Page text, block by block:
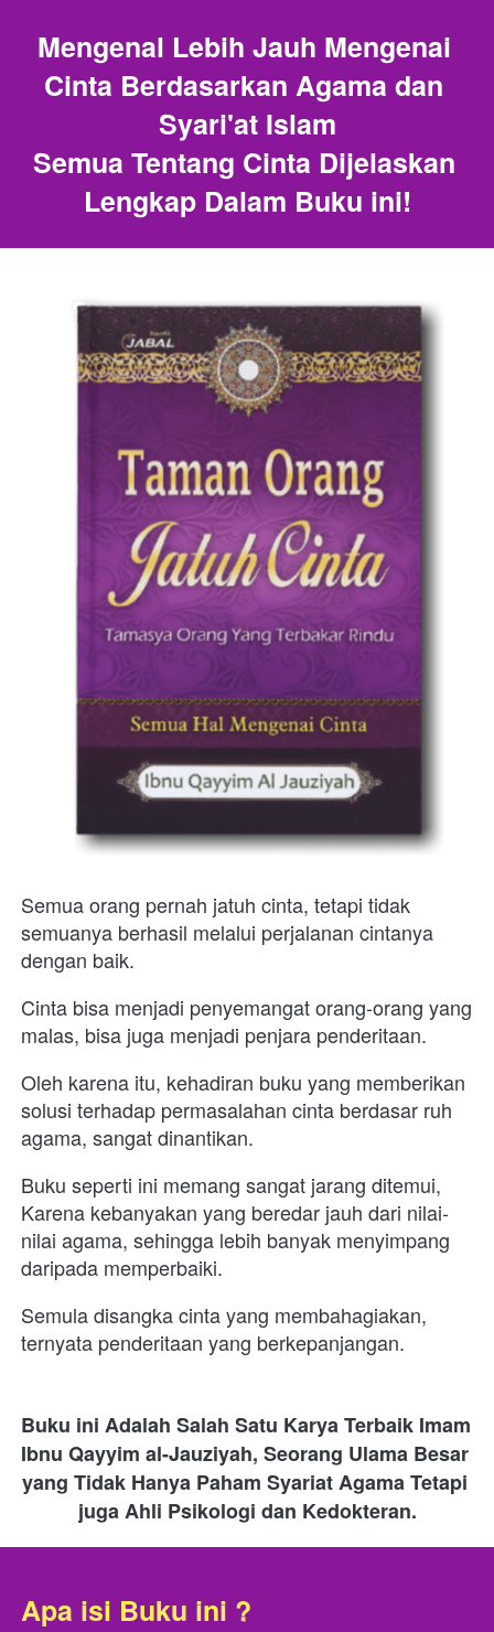
Mengenal Lebih Jauh Mengenai
Cinta Berdasarkan Agama dan
Syari'at Islam
Semua Tentang Cinta Dijelaskan
Lengkap Dalam Buku ini!
Semua orang pernah jatuh cinta, tetapi tidak
semuanya berhasil melalui perjalanan cintanya
dengan baik.
Cinta bisa menjadi penyemangat orang-orang yang
malas, bisa juga menjadi penjara penderitaan.
Oleh karena itu, kehadiran buku yang memberikan
solusi terhadap permasalahan cinta berdasar ruh
agama, sangat dinantikan.
Buku seperti ini memang sangat jarang ditemui,
Karena kebanyakan yang beredar jauh dari nilai-
nilai agama, sehingga lebih banyak menyimpang
daripada memperbaiki.
Semula disangka cinta yang membahagiakan,
ternyata penderitaan yang berkepanjangan.
Buku ini Adalah Salah Satu Karya Terbaik Imam
Ibnu Qayyim al-Jauziyah, Seorang Ulama Besar
yang Tidak Hanya Paham Syariat Agama Tetapi
juga Ahli Psikologi dan Kedokteran.
Apa isi Buku ini ?